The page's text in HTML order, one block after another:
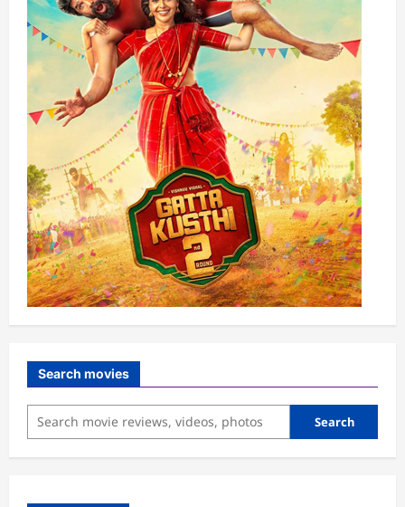
Search movies
Search